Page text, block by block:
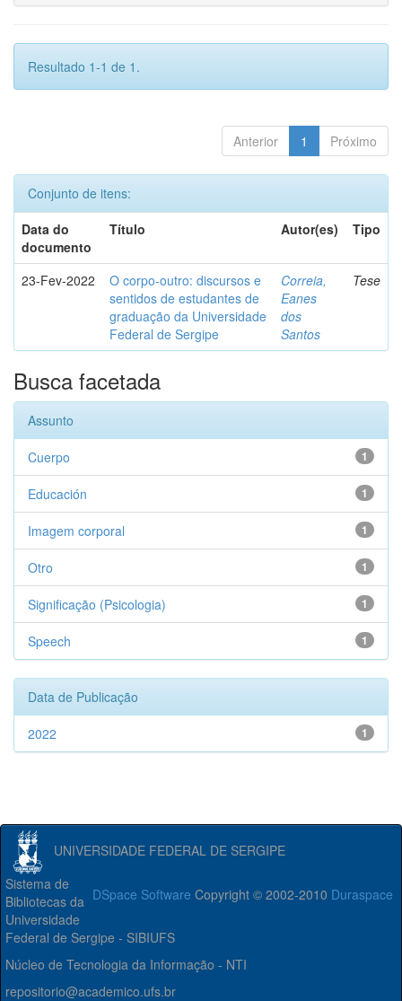
Resultado 1-1 de 1.
Anterior 1 Próximo
Conjunto de itens:
Data do
documento
Título Autor(es) Tipo
23-Fev-2022
O corpo-outro: discursos e
sentidos de estudantes de
graduação da Universidade
Federal de Sergipe
Correia,
Eanes
dos
Santos
Tese
Busca facetada
Assunto
1
Cuerpo
1
Educación
1
Imagem corporal
1
Otro
1
Significação (Psicologia)
1
Speech
Data de Publicação
1
2022
UNIVERSIDADE FEDERAL DE SERGIPE
DSpace Software Copyright © 2002-2010 Duraspace
Sistema de
Bibliotecas da
Universidade
Federal de Sergipe - SIBIUFS
Núcleo de Tecnologia da Informação - NTI
repositorio@academico.ufs.br